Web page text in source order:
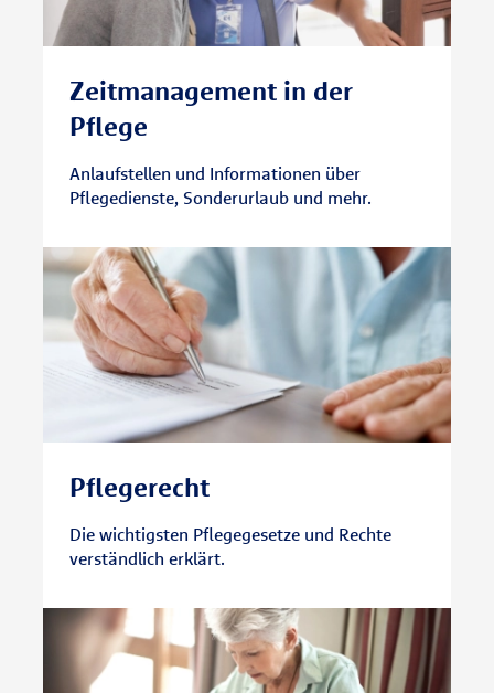
Zeitmanagement in der
Pflege
Anlaufstellen und Informationen über
Pflegedienste, Sonderurlaub und mehr.
Pflegerecht
Die wichtigsten Pflegegesetze und Rechte
verständlich erklärt.